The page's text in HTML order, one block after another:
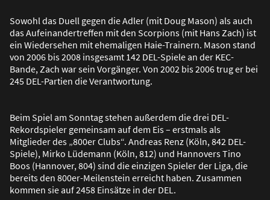
Sowohl das Duell gegen die Adler (mit Doug Mason) als auch
das Aufeinandertreffen mit den Scorpions (mit Hans Zach) ist
ein Wiedersehen mit ehemaligen Haie-Trainern. Mason stand
von 2006 bis 2008 insgesamt 142 DEL-Spiele an der KEC-
Bande, Zach war sein Vorgänger. Von 2002 bis 2006 trug er bei
245 DEL-Partien die Verantwortung.
Beim Spiel am Sonntag stehen außerdem die drei DEL-
Rekordspieler gemeinsam auf dem Eis – erstmals als
Mitglieder des „800er Clubs“. Andreas Renz (Köln, 842 DEL-
Spiele), Mirko Lüdemann (Köln, 812) und Hannovers Tino
Boos (Hannover, 804) sind die einzigen Spieler der Liga, die
bereits den 800er-Meilenstein erreicht haben. Zusammen
kommen sie auf 2458 Einsätze in der DEL.